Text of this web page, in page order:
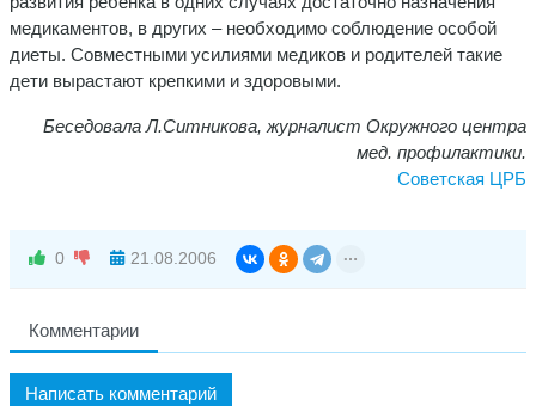
медикаментов, в других – необходимо соблюдение особой
диеты. Совместными усилиями медиков и родителей такие
дети вырастают крепкими и здоровыми.
Беседовала Л.Ситникова, журналист Окружного центра
мед. профилактики.
Советская ЦРБ
0 21.08.2006
Комментарии
Написать комментарий